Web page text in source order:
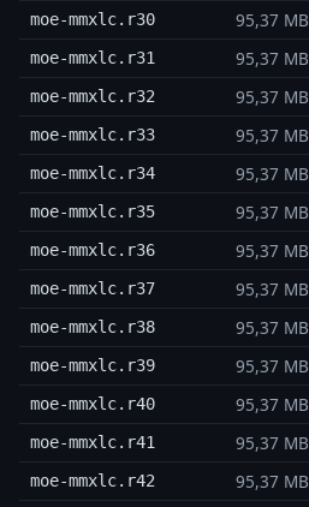
moe-mmxlc.r30 95,37 MB
moe-mmxlc.r31 95,37 MB
moe-mmxlc.r32 95,37 MB
moe-mmxlc.r33 95,37 MB
moe-mmxlc.r34 95,37 MB
moe-mmxlc.r35 95,37 MB
moe-mmxlc.r36 95,37 MB
moe-mmxlc.r37 95,37 MB
moe-mmxlc.r38 95,37 MB
moe-mmxlc.r39 95,37 MB
moe-mmxlc.r40 95,37 MB
moe-mmxlc.r41 95,37 MB
moe-mmxlc.r42 95,37 MB